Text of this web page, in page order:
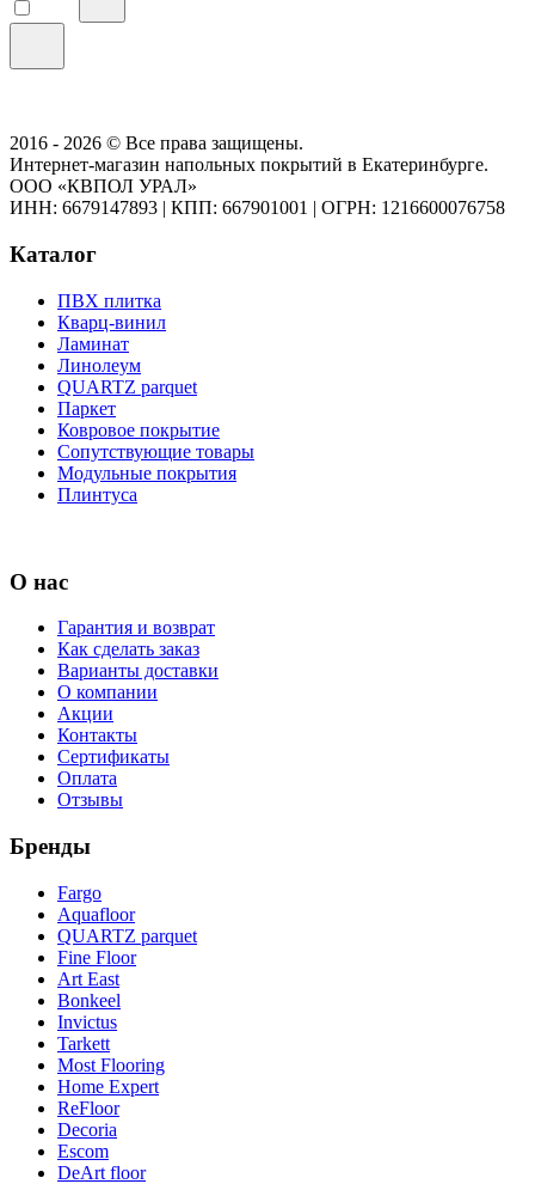
2016 - 2026 © Все права защищены.
Интернет-магазин напольных покрытий в Екатеринбурге.
ООО «КВПОЛ УРАЛ»
ИНН: 6679147893 | КПП: 667901001 | ОГРН: 1216600076758
Каталог
ПВХ плитка
Кварц-винил
Ламинат
Линолеум
QUARTZ parquet
Паркет
Ковровое покрытие
Сопутствующие товары
Модульные покрытия
Плинтуса
О нас
Гарантия и возврат
Как сделать заказ
Варианты доставки
О компании
Акции
Контакты
Сертификаты
Оплата
Отзывы
Бренды
Fargo
Aquafloor
QUARTZ parquet
Fine Floor
Art East
Bonkeel
Invictus
Tarkett
Most Flooring
Home Expert
ReFloor
Decoria
Escom
DeArt floor